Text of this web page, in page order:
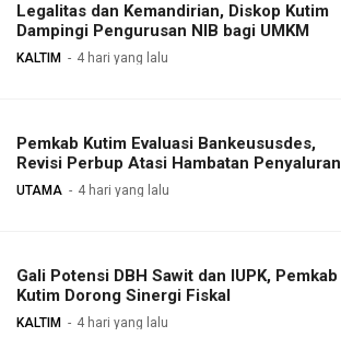
Legalitas dan Kemandirian, Diskop Kutim
Dampingi Pengurusan NIB bagi UMKM
KALTIM 4 hari yang lalu
Pemkab Kutim Evaluasi Bankeususdes,
Revisi Perbup Atasi Hambatan Penyaluran
UTAMA 4 hari yang lalu
Gali Potensi DBH Sawit dan IUPK, Pemkab
Kutim Dorong Sinergi Fiskal
KALTIM 4 hari yang lalu